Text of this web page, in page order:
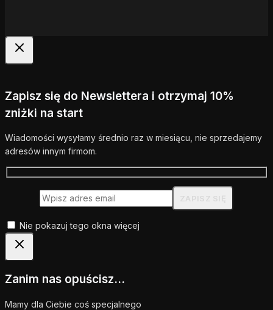
Zapisz się do Newslettera i otrzymaj 10%
zniżki na start
Wiadomości wysyłamy średnio raz w miesiącu, nie sprzedajemy
adresów innym firmom.
Nie pokazuj tego okna więcej
Zanim nas opuścisz...
Mamy dla Ciebie coś specjalnego